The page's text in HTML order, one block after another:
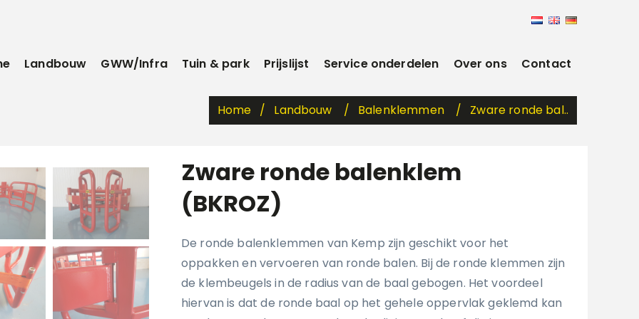
Landbouw GWW/Infra Tuin & park Prijslijst Service onderdelen Over ons Contact
Home Landbouw Balenklemmen Zware ronde bal..
Zware ronde balenklem
(BKROZ)
De ronde balenklemmen van Kemp zijn geschikt voor het
oppakken en vervoeren van ronde balen. Bij de ronde klemmen zijn
de klembeugels in de radius van de baal gebogen. Het voordeel
hiervan is dat de ronde baal op het gehele oppervlak geklemd kan